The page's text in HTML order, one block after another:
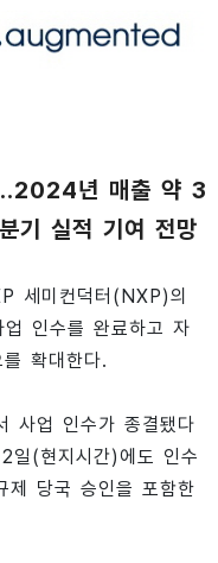
년 매출 약 3
기 실적 기여 전망
세미컨덕터(NXP)의
인수를 완료하고 자
확대한다.
업 인수가 종결됐다
(현지시간)에도 인수
제 당국 승인을 포함한